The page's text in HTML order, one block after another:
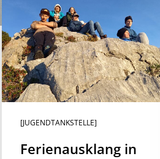
[JUGENDTANKSTELLE]
Ferienausklang in